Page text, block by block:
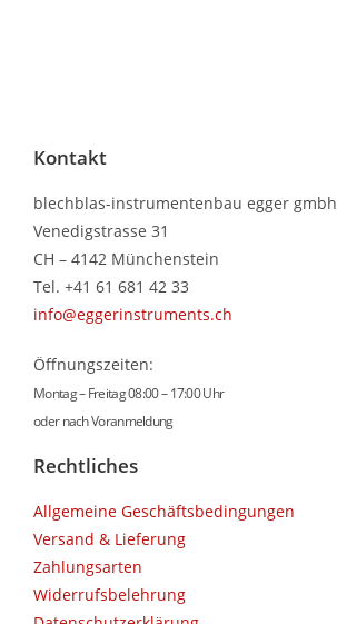
Kontakt
blechblas-instrumentenbau egger gmbh
Venedigstrasse 31
CH – 4142 Münchenstein
Tel. +41 61 681 42 33
info@eggerinstruments.ch
Öffnungszeiten:
Montag – Freitag 08:00 – 17:00 Uhr
oder nach Voranmeldung
Rechtliches
Allgemeine Geschäftsbedingungen
Versand & Lieferung
Zahlungsarten
Widerrufsbelehrung